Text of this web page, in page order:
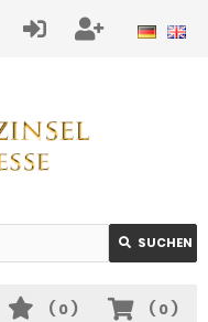
SUCHEN
( 0)
( 0)